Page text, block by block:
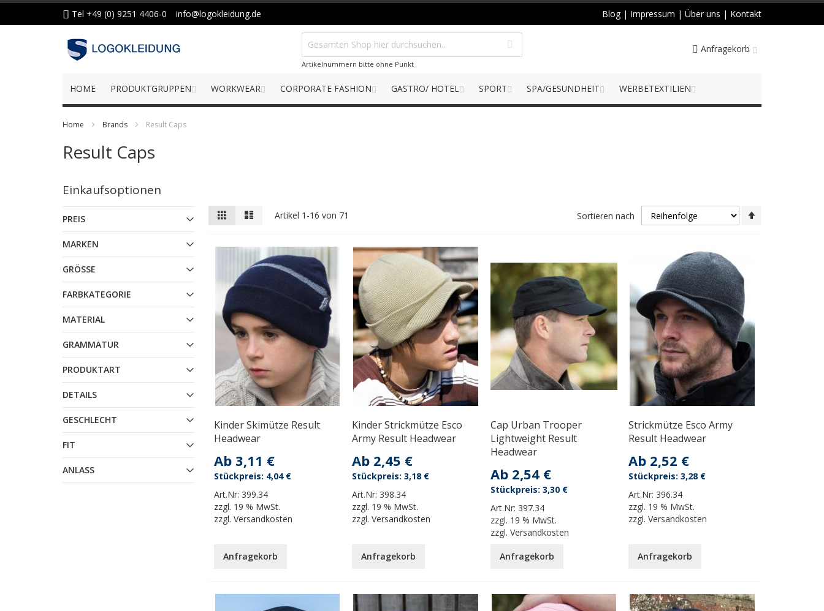
Zum
springen
Tel +49 (0) 9251 4406-0 info@logokleidung.de Blog | Impressum | Über uns | Kontakt
Artikelnummern bitte ohne Punkt
Anfragekorb
HOME PRODUKTGRUPPEN WORKWEAR CORPORATE FASHION GASTRO/ HOTEL SPORT SPA/GESUNDHEIT WERBETEXTILIEN
Home Brands Result Caps
Result Caps
Anzeigen
als
Liste Artikel 1 -16 von 71 Sortieren nach
Kinder Skimütze Result
Headwear
Ab 3,11 €
Art.Nr: 399.34
zzgl. 19 % MwSt.
zzgl. Versandkosten
4,04 €
Anfragekorb
Kinder Strickmütze Esco
Army Result Headwear
Ab 2,45 €
Art.Nr: 398.34
zzgl. 19 % MwSt.
zzgl.Versandkosten
3,18 €
Anfragekorb
Cap Urban Trooper
Lightweight Result
Headwear
Ab 2,54 €
Art.Nr: 397.34
zzgl. 19 % MwSt.
zzgl. Versandkosten
3,30 €
Anfragekorb
Strickmütze Esco Army
Result Headwear
Ab 2,52 €
Art.Nr: 396.34
zzgl. 19 % MwSt.
zzgl.Versandkosten
3,28 €
Anfragekorb
Einkaufsoptionen
PREIS
MARKEN
GRÖSSE
FARBKATEGORIE
MATERIAL
GRAMMATUR
PRODUKTART
DETAILS
GESCHLECHT
FIT
ANLASS